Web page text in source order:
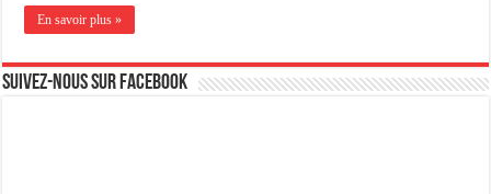
En savoir plus »
Suivez-nous sur Facebook